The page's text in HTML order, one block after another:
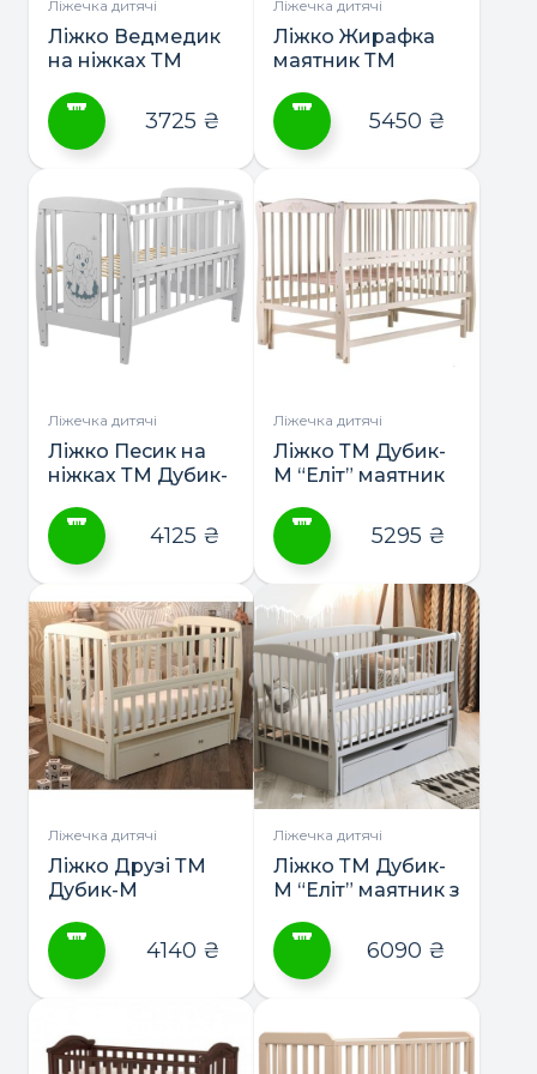
сторінці
товару
сторінці
товару
Ліжечка дитячі
Ліжко Ведмедик
на ніжках ТМ
має
кілька
варіантів.
Параметри
можна
вибрати
сторінці
товару
3725 ₴
Ліжечка дитячі
Ліжко Жирафка
маятник ТМ
має
варіантів.
Параметри
можна
вибрати
сторінці
товару
5450 ₴
Ліжечка дитячі
Ліжко Песик на
ніжках ТМ Дубик-
товар
має
кілька
варіантів.
Параметри
можна
вибрати
сторінці
товару
4125 ₴
Ліжечка дитячі
Ліжко ТМ Дубик-
М “Еліт” маятник
товар
має
кілька
варіантів.
Параметри
можна
вибрати
на
сторінці
товару
5295 ₴
Ліжечка дитячі
Ліжко Друзі ТМ
Дубик-М
має
4140 ₴
Ліжечка дитячі
Ліжко ТМ Дубик-
М “Еліт” маятник з
має
6090 ₴